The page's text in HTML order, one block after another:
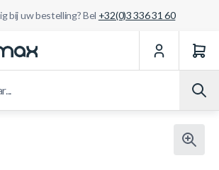
bij uw bestelling? Bel +32(0)3 336 31 60